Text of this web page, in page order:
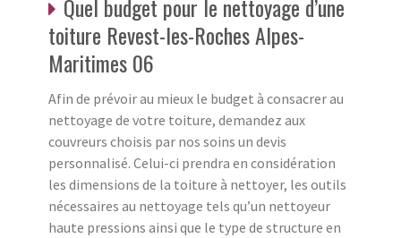
Quel budget pour le nettoyage d’une
toiture Revest-les-Roches Alpes-
Maritimes 06
Afin de prévoir au mieux le budget à consacrer au
nettoyage de votre toiture, demandez aux
couvreurs choisis par nos soins un devis
personnalisé. Celui-ci prendra en considération
les dimensions de la toiture à nettoyer, les outils
nécessaires au nettoyage tels qu’un nettoyeur
haute pressions ainsi que le type de structure en